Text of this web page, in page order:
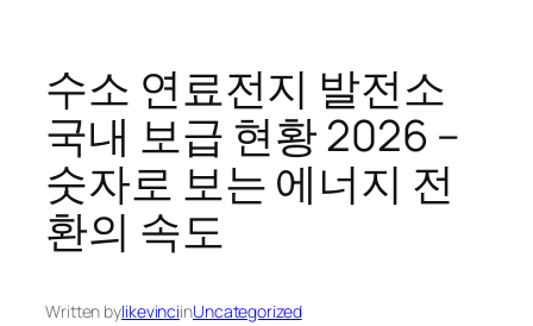
수소 연료전지 발전소
국내 보급 현황 2026 –
숫자로 보는 에너지 전
환의 속도
Written bylikevinciinUncategorized